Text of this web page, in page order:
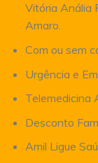
Vitória Anália
Amaro.
Com ou sem
Urgência e
Telemedicina
Desconto
Amil Ligue